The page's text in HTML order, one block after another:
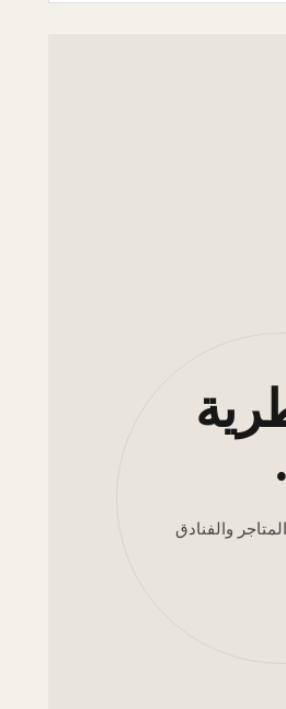
والفنادق